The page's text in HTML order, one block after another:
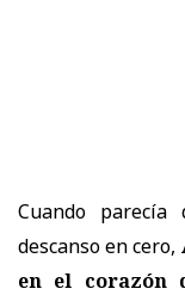
Cuando
descanso en cero,
en el corazón